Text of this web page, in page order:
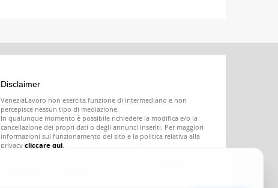
Disclaimer
VeneziaLavoro non esercita funzione di intermediario e non
percepisce nessun tipo di mediazione.
In qualunque momento è possibile richiedere la modifica e/o la
cancellazione dei propri dati o degli annunci inseriti. Per maggiori
informazioni sul funzionamento del sito e la politica relativa alla
privacy cliccare qui.